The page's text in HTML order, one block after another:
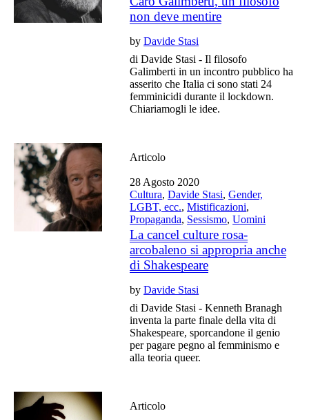
non deve mentire
byDavide Stasi
di Davide Stasi - Il filosofo
Galimberti in un incontro pubblico ha
asserito che Italia ci sono stati 24
femminicidi durante il lockdown.
Chiariamogli le idee.
Articolo
28 Agosto 2020
Cultura,Davide Stasi,Gender,
LGBT, ecc.,Mistificazioni,
Propaganda, Sessismo,Uomini
La cancel culture rosa-
arcobaleno si appropria anche
di Shakespeare
byDavide Stasi
di Davide Stasi - Kenneth Branagh
inventa la parte finale della vita di
Shakespeare, sporcandone il genio
per pagare pegno al femminismo e
alla teoria queer.
Articolo